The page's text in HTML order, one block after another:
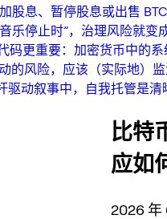
股息、暂停股息或出售 BTC
乐停止时”，治理风险就变
码更重要：加密货币中的
的风险，应该（实际地）
驱动叙事中，自我托管是清
比特
应如
2026 年